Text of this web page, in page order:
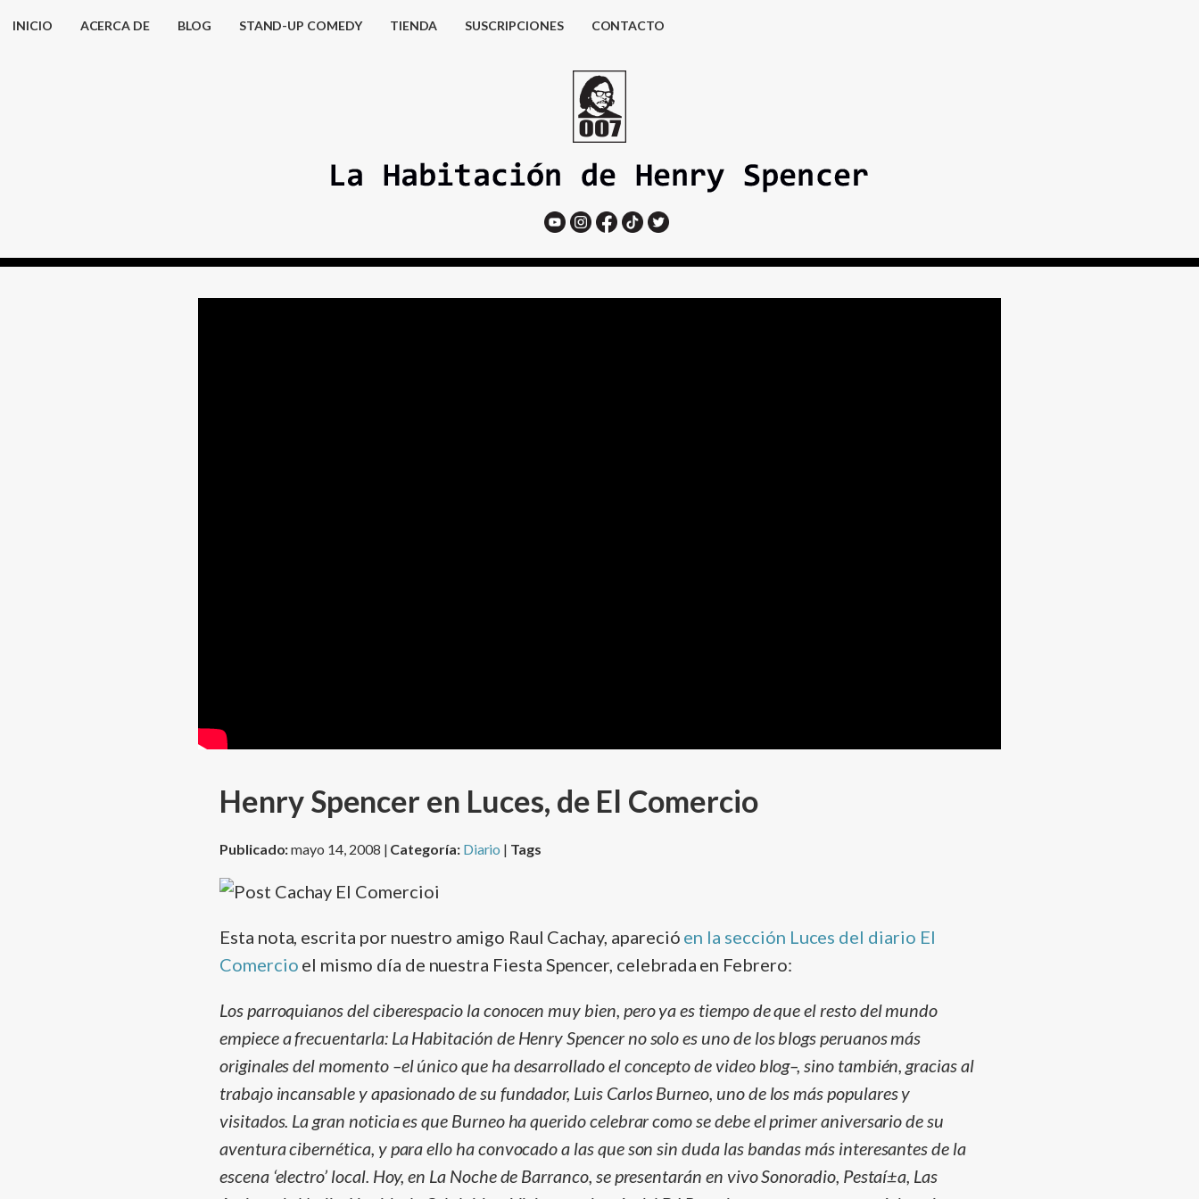
INICIO ACERCA DE BLOG STAND-UP COMEDY TIENDA SUSCRIPCIONES CONTACTO
Henry Spencer en Luces, de El Comercio
Publicado:mayo 14, 2008 | Categoría: Diario | Tags
Esta nota, escrita por nuestro amigo Raul Cachay, apareció en la sección Luces del diario El
Comercio el mismo dí­a de nuestra Fiesta Spencer, celebrada en Febrero:
Los parroquianos del ciberespacio la conocen muy bien, pero ya es tiempo de que el resto del mundo
empiece a frecuentarla: La Habitación de Henry Spencer no solo es uno de los blogs peruanos más
originales del momento –el único que ha desarrollado el concepto de video blog–, sino también, gracias al
trabajo incansable y apasionado de su fundador, Luis Carlos Burneo, uno de los más populares y
visitados. La gran noticia es que Burneo ha querido celebrar como se debe el primer aniversario de su
aventura cibernética, y para ello ha convocado a las que son sin duda las bandas más interesantes de la
escena ‘electro’ local. Hoy, en La Noche de Barranco, se presentarán en vivo Sonoradio, Pestaí±a, Las